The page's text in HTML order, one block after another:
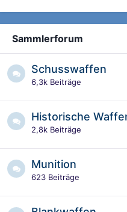
Sammlerforum
Schusswaffen
6,3k Beiträge
Historische
2,8k Beiträge
Munition
623 Beiträge